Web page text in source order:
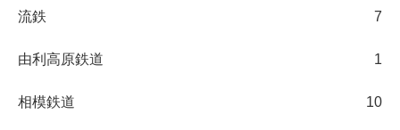
流鉄 7
由利高原鉄道 1
相模鉄道 10